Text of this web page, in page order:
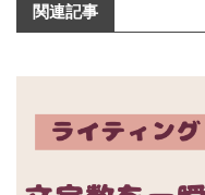
関連記事